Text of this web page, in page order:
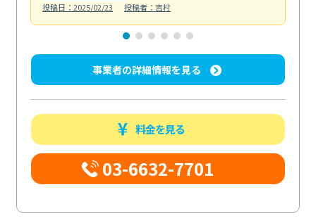
投稿日：2025/02/23
投稿者：吉村
事業者の詳細情報を見る
料金を見る
03-6632-7701